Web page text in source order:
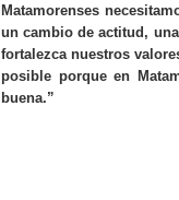
Matamorenses
un cambio de actitud,
fortalezca nuestros
posible porque en
buena.”